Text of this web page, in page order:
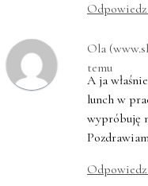
Odpowiedz
Ola
temu
A ja
lunch w
wypróbuję
Odpowiedz